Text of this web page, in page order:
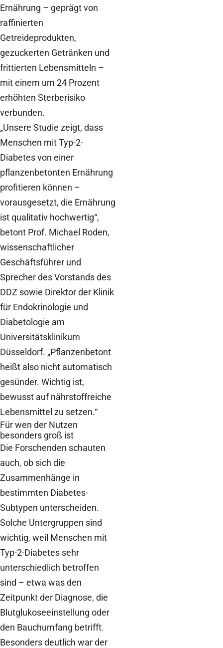
Ernährung – geprägt von
raffinierten
Getreideprodukten,
gezuckerten Getränken und
frittierten Lebensmitteln –
mit einem um 24 Prozent
erhöhten Sterberisiko
verbunden.
„Unsere Studie zeigt, dass
Menschen mit Typ-2-
Diabetes von einer
pflanzenbetonten Ernährung
profitieren können –
vorausgesetzt, die Ernährung
ist qualitativ hochwertig“,
betont Prof. Michael Roden,
wissenschaftlicher
Geschäftsführer und
Sprecher des Vorstands des
DDZ sowie Direktor der Klinik
für Endokrinologie und
Diabetologie am
Universitätsklinikum
Düsseldorf. „Pflanzenbetont
heißt also nicht automatisch
gesünder. Wichtig ist,
bewusst auf nährstoffreiche
Lebensmittel zu setzen.“
Für wen der Nutzen
besonders groß ist
Die Forschenden schauten
auch, ob sich die
Zusammenhänge in
bestimmten Diabetes-
Subtypen unterscheiden.
Solche Untergruppen sind
wichtig, weil Menschen mit
Typ-2-Diabetes sehr
unterschiedlich betroffen
sind – etwa was den
Zeitpunkt der Diagnose, die
Blutglukoseeinstellung oder
den Bauchumfang betrifft.
Besonders deutlich war der